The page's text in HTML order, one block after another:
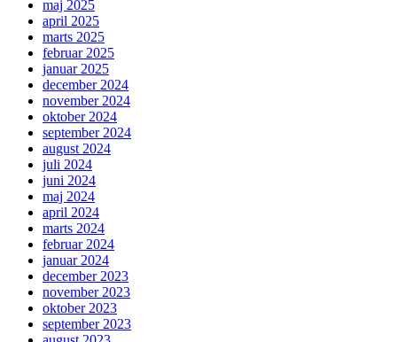
maj 2025
april 2025
marts 2025
februar 2025
januar 2025
december 2024
november 2024
oktober 2024
september 2024
august 2024
juli 2024
juni 2024
maj 2024
april 2024
marts 2024
februar 2024
januar 2024
december 2023
november 2023
oktober 2023
september 2023